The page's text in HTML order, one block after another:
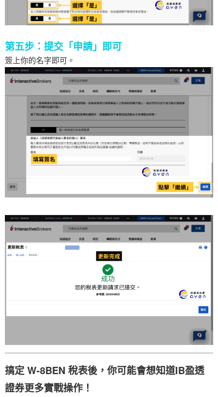
第五步：提交「申請」即可
簽上你的名字即可。
搞定 W-8BEN 稅表後，你可能會想知道IB盈透
證券更多實戰操作！